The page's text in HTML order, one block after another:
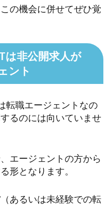
の機会に併せてぜひ覚
は非公開求人が
ント
転職エージェントなの
るのには向いていませ
エージェントの方から
形となります。
（あるいは未経験での転